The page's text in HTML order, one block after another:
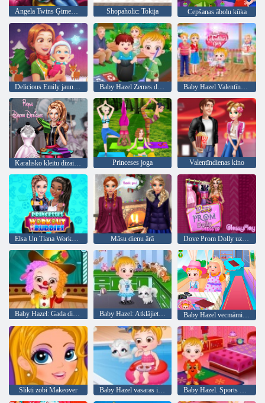
Shopaholic: Tokija Cepšanas ābolu kūka
Delicious Emily jauns sākums Christmas Edition Baby Hazel Zemes diena Baby Hazel Valentīna diena
Karalisko kleitu dizainere Princeses joga Valentīndienas kino
Māsu dienu ārā
Baby Hazel: Gada diena skolā Baby Hazel: Atklājiet dzīvnieki
Slikti zobi Makeover Baby Hazel vasaras izklaide Baby Hazel. Sports diena